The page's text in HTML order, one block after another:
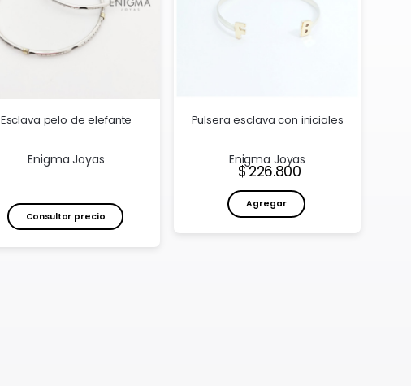
Esclava pelo de elefante
Enigma Joyas
Consultar precio
Pulsera esclava con iniciales
Enigma Joyas
Precio:
226.800
Agregar